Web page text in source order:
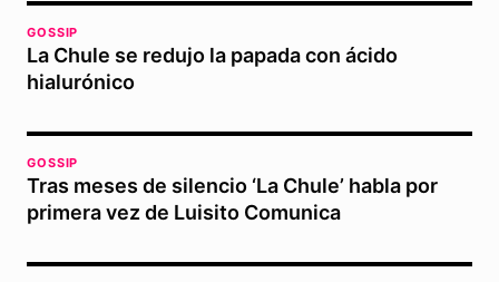
GOSSIP
La Chule se redujo la papada con ácido
hialurónico
GOSSIP
Tras meses de silencio ‘La Chule’ habla por
primera vez de Luisito Comunica